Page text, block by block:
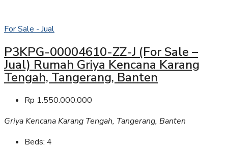
For Sale - Jual
P3KPG-00004610-ZZ-J (For Sale –
Jual) Rumah Griya Kencana Karang
Tengah, Tangerang, Banten
Rp 1.550.000.000
Griya Kencana Karang Tengah, Tangerang, Banten
Beds: 4